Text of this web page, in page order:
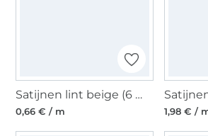
Satijnen lint beige (6 mm)
0,66 € / m 1,98 € /